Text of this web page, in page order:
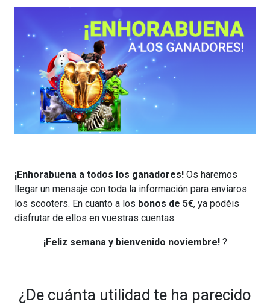
¡Enhorabuena a todos los ganadores! Os haremos
llegar un mensaje con toda la información para enviaros
los scooters. En cuanto a los bonos de 5€, ya podéis
disfrutar de ellos en vuestras cuentas.
¡Feliz semana y bienvenido noviembre!?
¿De cuánta utilidad te ha parecido